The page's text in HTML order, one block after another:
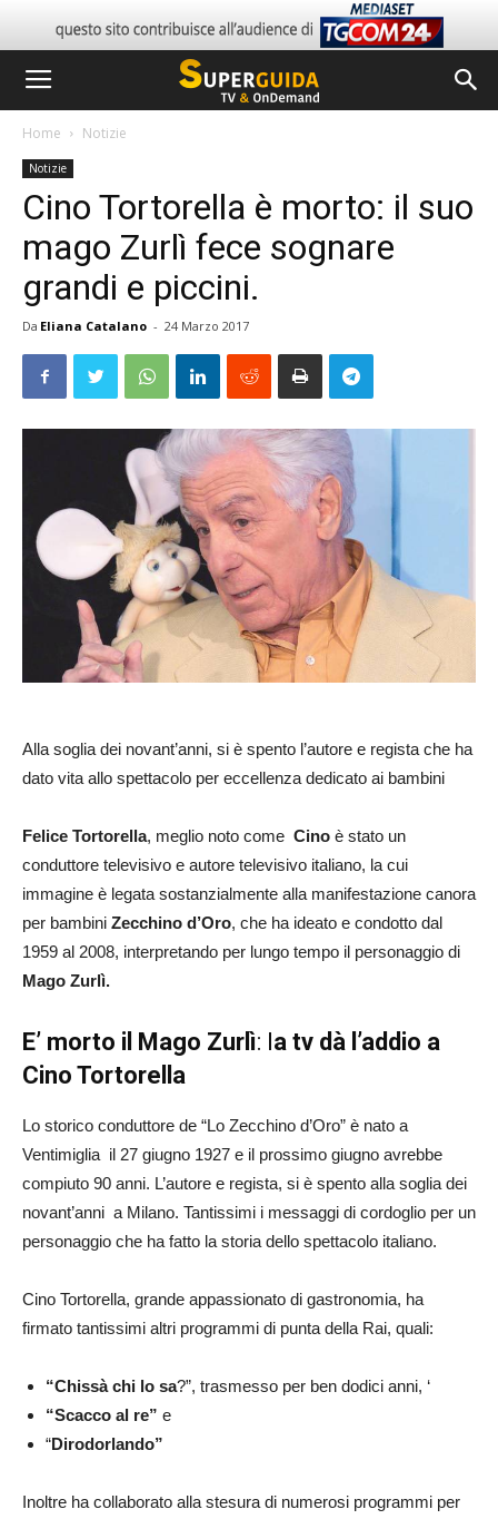
Home Notizie
Notizie
Cino Tortorella è morto: il suo
mago Zurlì fece sognare
grandi e piccini.
Da Eliana Catalano - 24 Marzo 2017
Alla soglia dei novant’anni, si è spento l’autore e regista che ha
dato vita allo spettacolo per eccellenza dedicato ai bambini
Felice Tortorella, meglio noto come Cino è stato un
conduttore televisivo e autore televisivo italiano, la cui
immagine è legata sostanzialmente alla manifestazione canora
per bambini Zecchino d’Oro, che ha ideato e condotto dal
1959 al 2008, interpretando per lungo tempo il personaggio di
Mago Zurlì.
E’ morto il Mago Zurlì: la tv dà l’addio a
Cino Tortorella
Lo storico conduttore de “Lo Zecchino d’Oro” è nato a
Ventimiglia il 27 giugno 1927 e il prossimo giugno avrebbe
compiuto 90 anni. L’autore e regista, si è spento alla soglia dei
novant’anni a Milano. Tantissimi i messaggi di cordoglio per un
personaggio che ha fatto la storia dello spettacolo italiano.
Cino Tortorella, grande appassionato di gastronomia, ha
firmato tantissimi altri programmi di punta della Rai, quali:
“Chissà chi lo sa?”, trasmesso per ben dodici anni, ‘
“Scacco al re” e
“Dirodorlando”
Inoltre ha collaborato alla stesura di numerosi programmi per